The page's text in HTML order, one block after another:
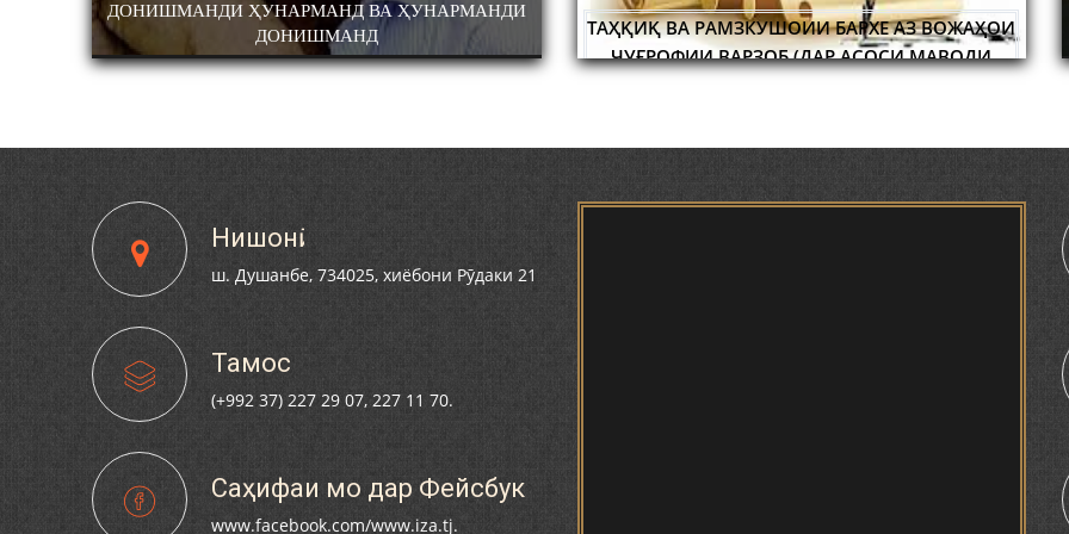
ДОНИШМАНДИ ҲУНАРМАНД ВА ҲУНАРМАНДИ
ДОНИШМАНД
САРНАВИШТИ ЯК ХАЛҚ САДРИДДИН АЙНӢ
УСТОД
ТАҲҚИҚ ВА РАМЗКУШОИИ БАРХЕ АЗ ВОЖАҲОИ
ҶУҒРОФИИ ВАРЗОБ (ДАР АСОСИ МАВОДИ
ЭЪТИРОФ
ЗАБОН ВА
РӮДАКИИ
СОЛАГИИ
РӮДАКӢ
КОНФЕРЕНСИЯИ ИЛМИЮ АМАЛӢ БАХШИДА БА
100-СОЛАГИИ ШОИРИ ХАЛҚИИ ТОҶИКИСТОН
АМИНҶОН ШУКУҲӢ
НИШАСТИ НАВБАТИИ МАҲФИЛИ ИЛМӢ -
НАЗАРИИ "СУХАНСАНҶӢ" БАРГУЗОР ГАРДИД.
Нишонӣ
ш. Душанбе, 734025, хиёбони Рӯдаки 21
Тамос
(+992 37) 227 29 07, 227 11 70.
Саҳифаи мо дар Фейсбук
www.facebook.com/www.iza.tj.